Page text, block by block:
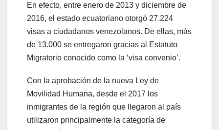
En efecto, entre enero de 2013 y diciembre de
2016, el estado ecuatoriano otorgó 27.224
visas a ciudadanos venezolanos. De ellas, más
de 13.000 se entregaron gracias al Estatuto
Migratorio conocido como la ‘visa convenio’.
Con la aprobación de la nueva Ley de
Movilidad Humana, desde el 2017 los
inmigrantes de la región que llegaron al país
utilizaron principalmente la categoría de